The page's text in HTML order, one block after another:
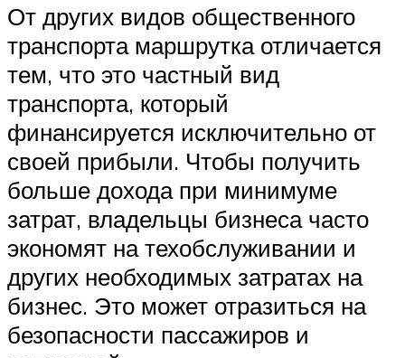
От других видов общественного
транспорта маршрутка отличается
тем, что это частный вид
транспорта, который
финансируется исключительно от
своей прибыли. Чтобы получить
больше дохода при минимуме
затрат, владельцы бизнеса часто
экономят на техобслуживании и
других необходимых затратах на
бизнес. Это может отразиться на
безопасности пассажиров и